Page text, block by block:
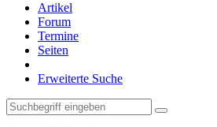
Artikel
Forum
Termine
Seiten
Erweiterte Suche